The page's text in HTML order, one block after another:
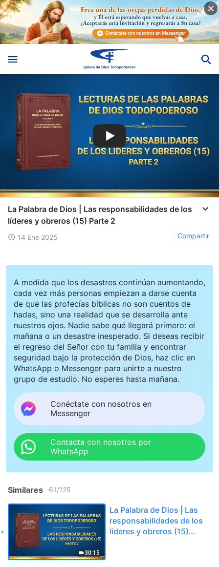
La Palabra de Dios | Las responsabilidades de los
líderes y obreros (15) Parte 2
14 Ene 2025 Compartir
A medida que los desastres continúan aumentando,
cada vez más personas empiezan a darse cuenta
de que las profecías bíblicas no son cuentos de
hadas, sino una realidad que se desarrolla ante
nuestros ojos. Nadie sabe qué llegará primero: el
mañana o un desastre inesperado. Si deseas recibir
el regreso del Señor con tu familia y encontrar
seguridad bajo la protección de Dios, haz clic en
WhatsApp o Messenger para unirte a nuestro
grupo de estudio. No esperes hasta mañana.
Conéctate con nosotros en
Messenger
Contacta con nosotros por
WhatsApp
Similares 61/125
30:15
La Palabra de Dios | Las
responsabilidades de los
líderes y obreros (15)